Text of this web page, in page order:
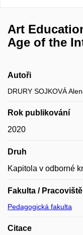
Art
Age of the
Autoři
DRURY SOJKOVÁ
Rok publikování
2020
Druh
Kapitola v odborné
Fakulta /
Pedagogická fakulta
Citace